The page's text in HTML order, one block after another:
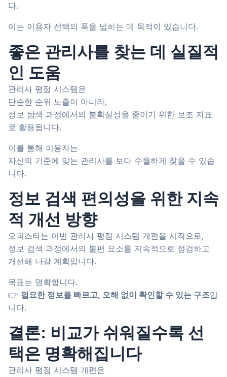
다.
이는 이용자 선택의 폭을 넓히는 데 목적이 있습니다.
좋은 관리사를 찾는 데 실질적
인 도움
관리사 평점 시스템은
단순한 순위 노출이 아니라,
정보 탐색 과정에서의 불확실성을 줄이기 위한 보조 지표
로 활용됩니다.
이를 통해 이용자는
자신의 기준에 맞는 관리사를 보다 수월하게 찾을 수 있습
니다.
정보 검색 편의성을 위한 지속
적 개선 방향
오피스타는 이번 관리사 평점 시스템 개편을 시작으로,
정보 검색 과정에서의 불편 요소를 지속적으로 점검하고
개선해 나갈 계획입니다.
목표는 명확합니다.
👉 필요한 정보를 빠르고, 오해 없이 확인할 수 있는 구조입
니다.
결론: 비교가 쉬워질수록 선
택은 명확해집니다
관리사 평점 시스템 개편은